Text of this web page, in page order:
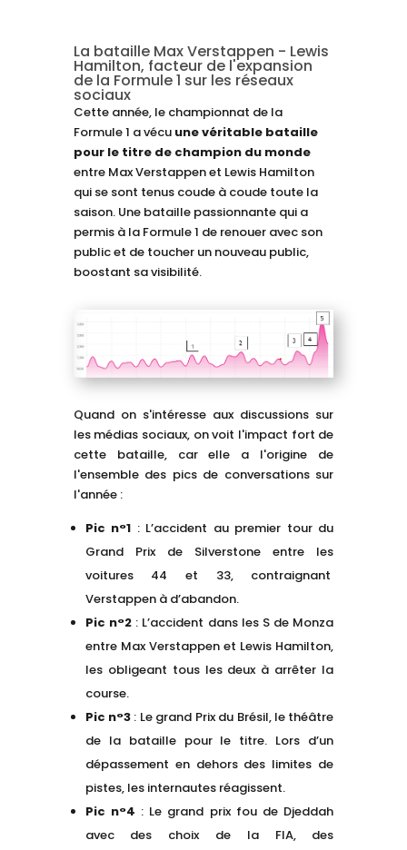
La bataille Max Verstappen - Lewis
Hamilton, facteur de l'expansion
de la Formule 1 sur les réseaux
sociaux
Cette année, le championnat de la
Formule 1 a vécu une véritable bataille
pour le titre de champion du monde
entre Max Verstappen et Lewis Hamilton
qui se sont tenus coude à coude toute la
saison. Une bataille passionnante qui a
permis à la Formule 1 de renouer avec son
public et de toucher un nouveau public,
boostant sa visibilité.
Quand on s'intéresse aux discussions sur
les médias sociaux, on voit l'impact fort de
cette bataille, car elle a l'origine de
l'ensemble des pics de conversations sur
l'année :
Pic n°1 : L’accident au premier tour du
Grand Prix de Silverstone entre les
voitures 44 et 33, contraignant
Verstappen à d’abandon.
Pic n°2 : L’accident dans les S de Monza
entre Max Verstappen et Lewis Hamilton,
les obligeant tous les deux à arrêter la
course.
Pic n°3 : Le grand Prix du Brésil, le théâtre
de la bataille pour le titre. Lors d’un
dépassement en dehors des limites de
pistes, les internautes réagissent.
Pic n°4 : Le grand prix fou de Djeddah
avec des choix de la FIA, des